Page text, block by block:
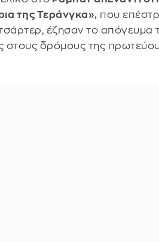
της Τεράνγκα», που
έζησαν το απόγευμα
στους δρόμους της